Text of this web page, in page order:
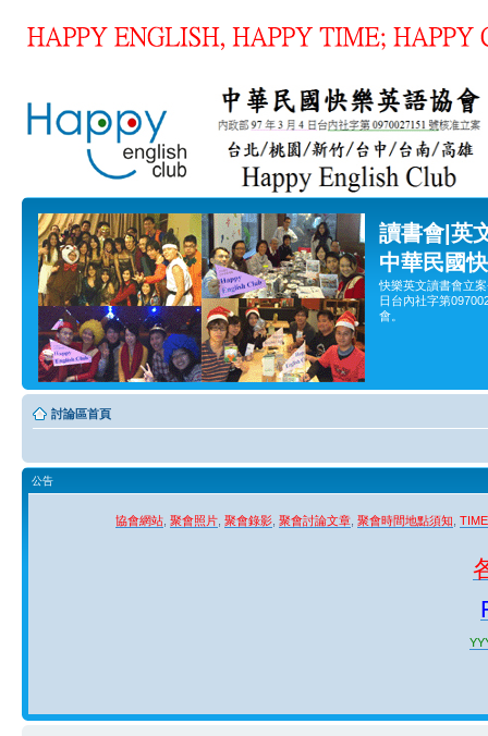
讀書會|英
中華民國
快樂英文讀書會立
日台內社字第
會。
討論區首頁
公告
協會網站 聚會照片 聚會錄影 聚會討論文章 聚會時間地點須知